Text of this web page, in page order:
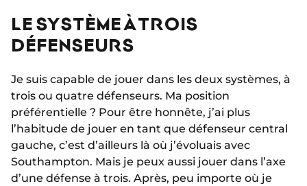
LE SYSTÈME À TROIS
DÉFENSEURS
Je suis capable de jouer dans les deux systèmes, à
trois ou quatre défenseurs. Ma position
préférentielle ? Pour être honnête, j’ai plus
l’habitude de jouer en tant que défenseur central
gauche, c’est d’ailleurs là où j’évoluais avec
Southampton. Mais je peux aussi jouer dans l’axe
d’une défense à trois. Après, peu importe où je